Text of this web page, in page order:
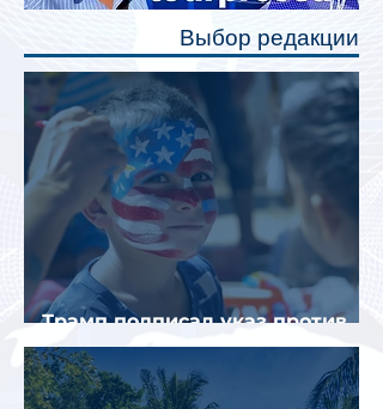
полку во время сна или отдыха,
Выбор редакции
Трамп подписал указ против
«родильного туризма» в США